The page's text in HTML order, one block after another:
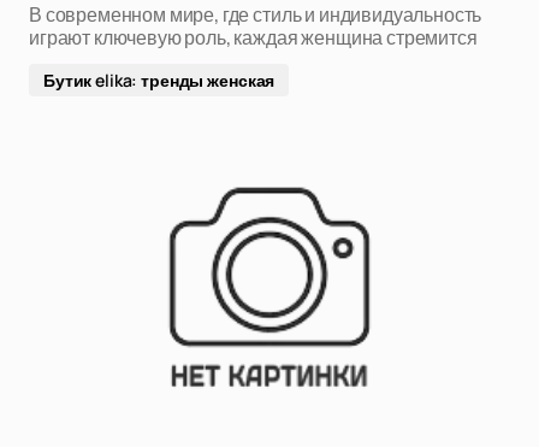
В современном мире, где стиль и индивидуальность
играют ключевую роль, каждая женщина стремится
Бутик elika: тренды женская